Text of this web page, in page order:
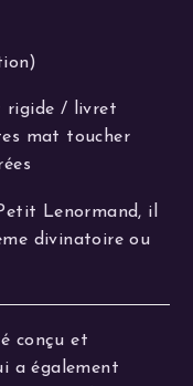
rigide / livret
mat toucher
Lenormand, il
divinatoire ou
conçu et
a également